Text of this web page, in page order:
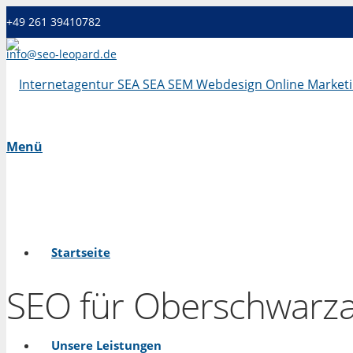
+49 261 39410782
info@seo-leopard.de
Mo - Fr 09.00 Uhr - 18.00 Uhr
Menü
Startseite
Unsere Leistungen
SEO für